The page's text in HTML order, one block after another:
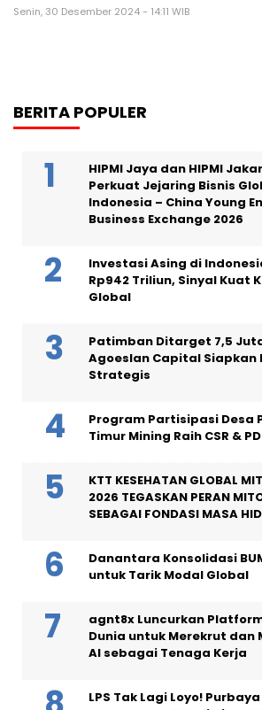
Senin, 30 Desember 2024 - 14:11 WIB
BERITA POPULER
HIPMI Jaya dan HIPMI
Perkuat Jejaring Bisnis
Indonesia – China Young
Business Exchange 2026
Investasi Asing di
Rp942 Triliun, Sinyal Kuat
Global
Patimban Ditarget 7,5 Juta
Agoeslan Capital Siapkan
Strategis
Program Partisipasi Desa
Timur Mining Raih CSR &
KTT KESEHATAN GLOBAL
2026 TEGASKAN PERAN
SEBAGAI FONDASI MASA
Danantara Konsolidasi
untuk Tarik Modal Global
agnt8x Luncurkan
Dunia untuk Merekrut dan
AI sebagai Tenaga Kerja
LPS Tak Lagi Loyo!